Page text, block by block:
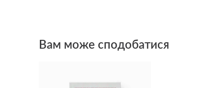
Вам може сподобатися